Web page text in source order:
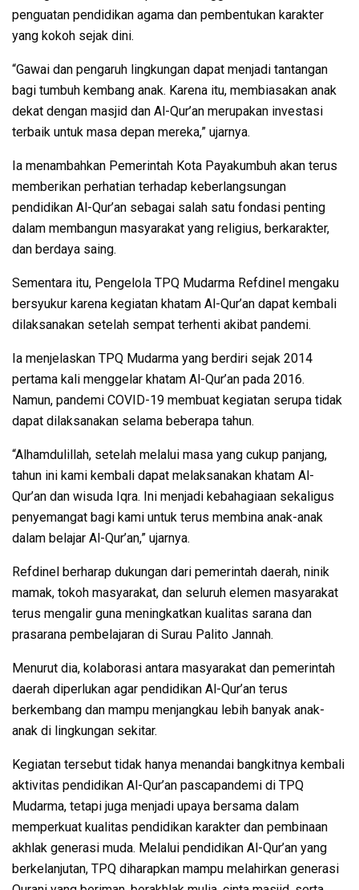
penguatan pendidikan agama dan pembentukan karakter
yang kokoh sejak dini.
“Gawai dan pengaruh lingkungan dapat menjadi tantangan
bagi tumbuh kembang anak. Karena itu, membiasakan anak
dekat dengan masjid dan Al-Qur’an merupakan investasi
terbaik untuk masa depan mereka,” ujarnya.
Ia menambahkan Pemerintah Kota Payakumbuh akan terus
memberikan perhatian terhadap keberlangsungan
pendidikan Al-Qur’an sebagai salah satu fondasi penting
dalam membangun masyarakat yang religius, berkarakter,
dan berdaya saing.
Sementara itu, Pengelola TPQ Mudarma Refdinel mengaku
bersyukur karena kegiatan khatam Al-Qur’an dapat kembali
dilaksanakan setelah sempat terhenti akibat pandemi.
Ia menjelaskan TPQ Mudarma yang berdiri sejak 2014
pertama kali menggelar khatam Al-Qur’an pada 2016.
Namun, pandemi COVID-19 membuat kegiatan serupa tidak
dapat dilaksanakan selama beberapa tahun.
“Alhamdulillah, setelah melalui masa yang cukup panjang,
tahun ini kami kembali dapat melaksanakan khatam Al-
Qur’an dan wisuda Iqra. Ini menjadi kebahagiaan sekaligus
penyemangat bagi kami untuk terus membina anak-anak
dalam belajar Al-Qur’an,” ujarnya.
Refdinel berharap dukungan dari pemerintah daerah, ninik
mamak, tokoh masyarakat, dan seluruh elemen masyarakat
terus mengalir guna meningkatkan kualitas sarana dan
prasarana pembelajaran di Surau Palito Jannah.
Menurut dia, kolaborasi antara masyarakat dan pemerintah
daerah diperlukan agar pendidikan Al-Qur’an terus
berkembang dan mampu menjangkau lebih banyak anak-
anak di lingkungan sekitar.
Kegiatan tersebut tidak hanya menandai bangkitnya kembali
aktivitas pendidikan Al-Qur’an pascapandemi di TPQ
Mudarma, tetapi juga menjadi upaya bersama dalam
memperkuat kualitas pendidikan karakter dan pembinaan
akhlak generasi muda. Melalui pendidikan Al-Qur’an yang
berkelanjutan, TPQ diharapkan mampu melahirkan generasi